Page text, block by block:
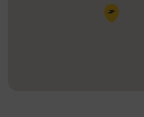
Pin de la carte